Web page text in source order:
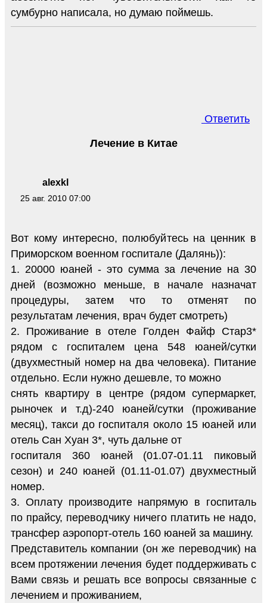
сумбурно написала, но думаю поймешь.
Ответить
alexkl
25 авг. 2010 07:00
Лечение в Китае
Вот кому интересно, полюбуйтесь на ценник в
Приморском военном госпитале (Далянь)):
1. 20000 юаней - это сумма за лечение на 30
дней (возможно меньше, в начале назначат
процедуры, затем что то отменят по
результатам лечения, врач будет смотреть)
2. Проживание в отеле Голден Файф Стар3*
рядом с госпиталем цена 548 юаней/сутки
(двухместный номер на два человека). Питание
отдельно. Если нужно дешевле, то можно
снять квартиру в центре (рядом супермаркет,
рыночек и т.д)-240 юаней/сутки (проживание
месяц), такси до госпиталя около 15 юаней или
отель Сан Хуан 3*, чуть дальне от
госпиталя 360 юаней (01.07-01.11 пиковый
сезон) и 240 юаней (01.11-01.07) двухместный
номер.
3. Оплату производите напрямую в госпиталь
по прайсу, переводчику ничего платить не надо,
трансфер аэропорт-отель 160 юаней за машину.
Представитель компании (он же переводчик) на
всем протяжении лечения будет поддерживать с
Вами связь и решать все вопросы связанные с
лечением и проживанием,